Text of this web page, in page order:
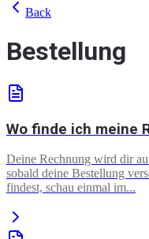
Back
Bestellung
Wo finde ich meine
Deine Rechnung wird dir
sobald deine Bestellung
findest, schau einmal im...